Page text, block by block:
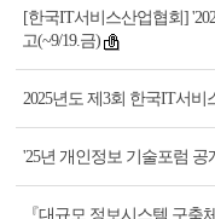
[한국IT서비스산업협회]
고(~9/19.금)
2025년도 제3회 한국IT서비
'25년 개인정보 기술포럼 공
『대규모 정보시스템 구축